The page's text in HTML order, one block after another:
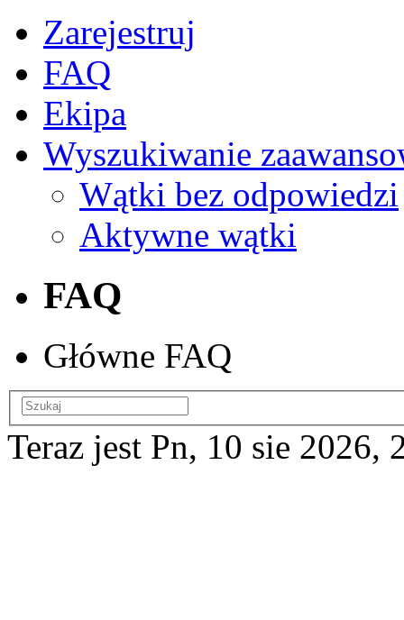
Zarejestruj
FAQ
Ekipa
Wyszukiwanie
Wątki bez odpowiedzi
Aktywne wątki
FAQ
Główne FAQ
Teraz jest Pn, 10 sie 2026,